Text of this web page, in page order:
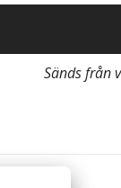
Sänds från